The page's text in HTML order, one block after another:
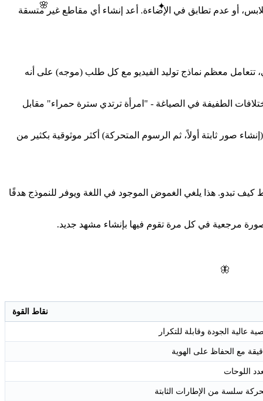
🌸 ✦
🦋
أو عدم تطابق في الإضاءة. أعد إنشاء أي مقاطع غير متسقة
تتعامل معظم نماذج توليد الفيديو مع كل طلب (موجه) على أنه
الطفيفة في الصياغة - "امرأة ترتدي سترة حمراء" مقابل
صور ثابتة أولاً، ثم الرسوم المتحركة) أكثر موثوقية بكثير من
تبدو. هذا يلغي الغموض الموجود في اللغة ويوفر للنموذج هدفًا
مرجعية في كل مرة تقوم فيها بإنشاء مشهد جديد.
نقاط القوة
عالية الجودة وقابلة للتكرار
مع الحفاظ على الهوية
اللوحات
سلسة من الإطارات الثابتة